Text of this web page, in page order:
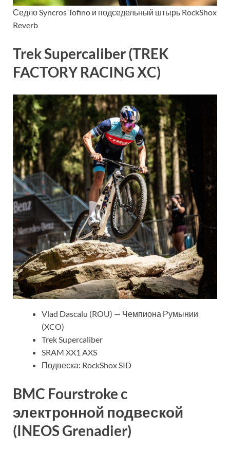
Седло Syncros Tofino и подседельный штырь RockShox
Reverb
Trek Supercaliber (TREK
FACTORY RACING XC)
Vlad Dascalu (ROU) — Чемпиона Румынии
(XCO)
Trek Supercaliber
SRAM XX1 AXS
Подвеска: RockShox SID
BMC Fourstroke c
электронной подвеской
(INEOS Grenadier)